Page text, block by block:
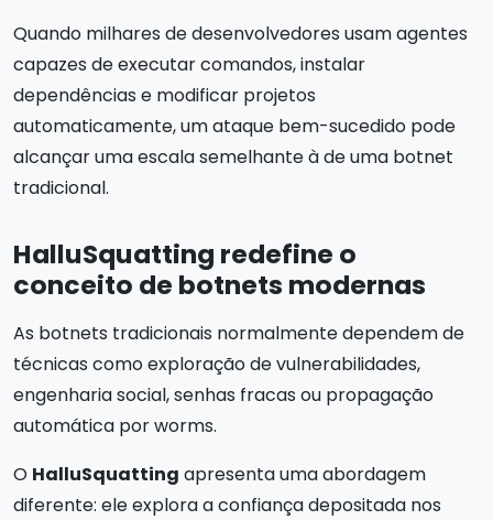
Quando milhares de desenvolvedores usam agentes
capazes de executar comandos, instalar
dependências e modificar projetos
automaticamente, um ataque bem-sucedido pode
alcançar uma escala semelhante à de uma botnet
tradicional.
HalluSquatting redefine o
conceito de botnets modernas
As botnets tradicionais normalmente dependem de
técnicas como exploração de vulnerabilidades,
engenharia social, senhas fracas ou propagação
automática por worms.
O HalluSquatting apresenta uma abordagem
diferente: ele explora a confiança depositada nos